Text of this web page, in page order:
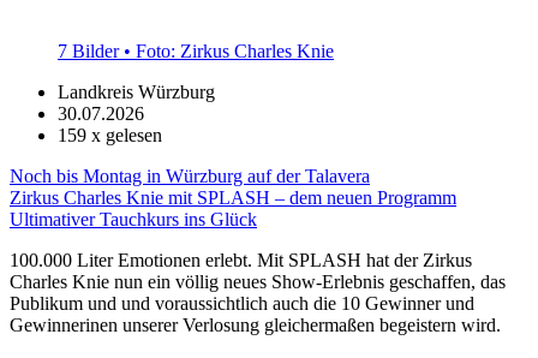
7 Bilder • Foto: Zirkus Charles Knie
Landkreis Würzburg
30.07.2026
159 x gelesen
Noch bis Montag in Würzburg auf der Talavera
Zirkus Charles Knie mit SPLASH – dem neuen Programm
Ultimativer Tauchkurs ins Glück
100.000 Liter Emotionen erlebt. Mit SPLASH hat der Zirkus
Charles Knie nun ein völlig neues Show-Erlebnis geschaffen, das
Publikum und und voraussichtlich auch die 10 Gewinner und
Gewinnerinen unserer Verlosung gleichermaßen begeistern wird.